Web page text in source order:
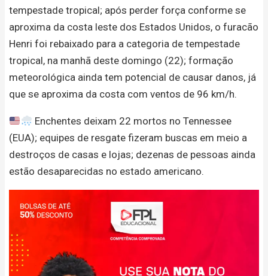
tempestade tropical; após perder força conforme se
aproxima da costa leste dos Estados Unidos, o furacão
Henri foi rebaixado para a categoria de tempestade
tropical, na manhã deste domingo (22); formação
meteorológica ainda tem potencial de causar danos, já
que se aproxima da costa com ventos de 96 km/h.
Enchentes deixam 22 mortos no Tennessee
(EUA); equipes de resgate fizeram buscas em meio a
destroços de casas e lojas; dezenas de pessoas ainda
estão desaparecidas no estado americano.